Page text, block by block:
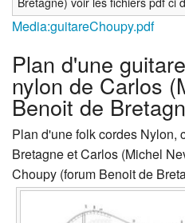
Media:guitareChoupy.pdf‎
Plan d'une
nylon de Carlos
Benoit de
Plan d'une folk cordes Nylon,
Bretagne et Carlos (Michel
Choupy (forum Benoit de